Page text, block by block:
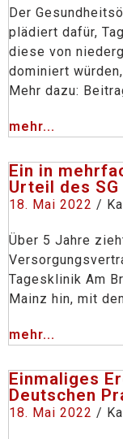
Der
plädiert dafür,
diese von
dominiert
Mehr dazu:
mehr...
Ein in
Urteil des SG
18. Mai 2022 /
Über 5 Jahre
Tagesklinik Am
Mainz hin, mit
mehr...
Einmaliges
Deutschen
18. Mai 2022 /